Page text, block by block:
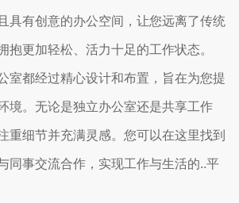
具有创意的办公空间，让您远离了传统
抱更加轻松、活力十足的工作状态。
室都经过精心设计和布置，旨在为您提
境。无论是独立办公室还是共享工作
重细节并充满灵感。您可以在这里找到
同事交流合作，实现工作与生活的..平